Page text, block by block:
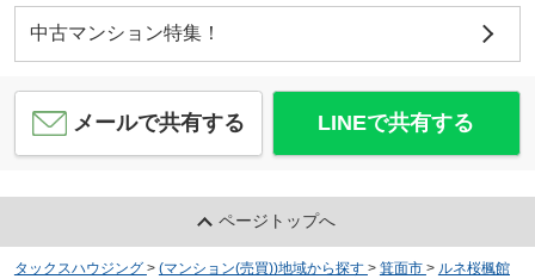
中古マンション特集！
メールで共有する LINEで共有する
ページトップへ
タックスハウジング > (マンション(売買))地域から探す > 箕面市 > ルネ桜楓館